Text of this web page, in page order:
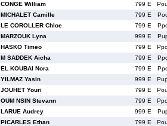
CONGE William 799 E
MICHALET Camille 799 E
LE COROLLER Chloe 799 E
MARZOUK Lyna 999 E
HASKO Timeo 799 E
M SADDEK Aicha 799 E
EL KOUBAI Nora 799 E
YILMAZ Yasin 999 E
JOUHET Youri 799 E
OUM NSIN Stevann 799 E
LARUE Audrey 999 E
PICARLES Ethan 799 E